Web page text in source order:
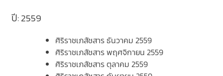
ปี: 2559
ศิริราชเภสัชสาร ธันวาคม 2559
ศิริราชเภสัชสาร พฤศจิกายน 2559
ศิริราชเภสัชสาร ตุลาคม 2559